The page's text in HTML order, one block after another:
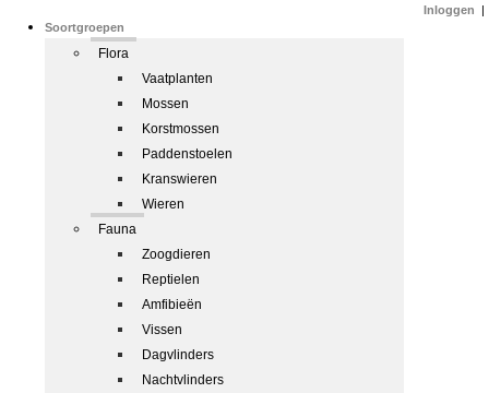
Soortgroepen
Flora
Vaatplanten
Mossen
Korstmossen
Paddenstoelen
Kranswieren
Wieren
Fauna
Zoogdieren
Reptielen
Amfibieën
Vissen
Dagvlinders
Nachtvlinders
Inloggen |